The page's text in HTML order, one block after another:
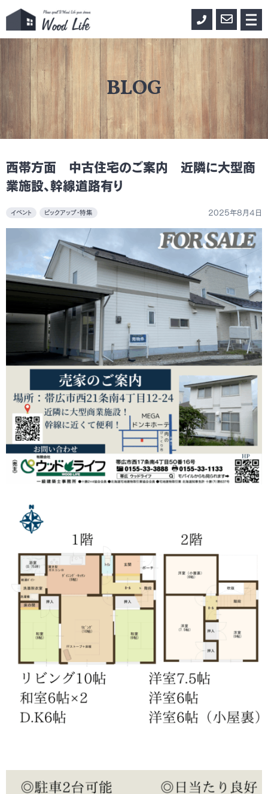
メ
ニ
ュ
0155-
33-
3888
お
問
BLOG
西帯方面 中古住宅のご案内 近隣に大型商
業施設、幹線道路有り
イベント ピックアップ・特集 2025年8月4日